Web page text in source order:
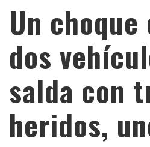
Un
dos
salda con
heridos,